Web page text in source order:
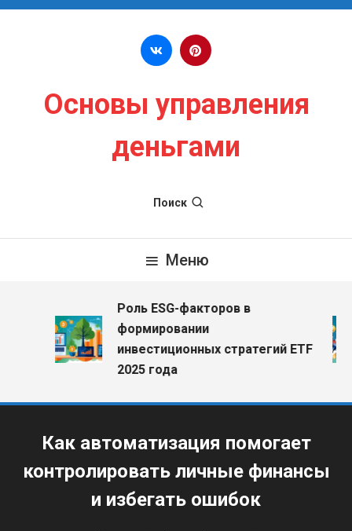
Перейти к содержимому
Основы управления
деньгами
Поиск
Меню
Роль ESG-факторов в
формировании
инвестиционных стратегий ETF
2025 года
Как автоматизация помогает
контролировать личные финансы
и избегать ошибок